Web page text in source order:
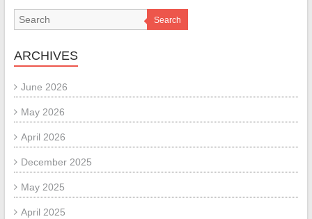
Search
ARCHIVES
June 2026
May 2026
April 2026
December 2025
May 2025
April 2025